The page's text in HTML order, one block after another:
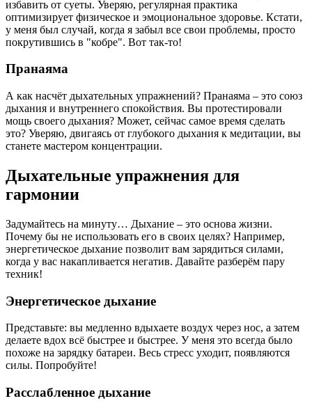
избавить от суеты. Уверяю, регулярная практика
оптимизирует физическое и эмоциональное здоровье. Кстати,
у меня был случай, когда я забыл все свои проблемы, просто
покрутившись в "кобре". Вот так-то!
Пранаяма
А как насчёт дыхательных упражнений? Пранаяма – это союз
дыхания и внутреннего спокойствия. Вы протестировали
мощь своего дыхания? Может, сейчас самое время сделать
это? Уверяю, двигаясь от глубокого дыхания к медитации, вы
станете мастером концентрации.
Дыхательные упражнения для
гармонии
Задумайтесь на минуту… Дыхание – это основа жизни.
Почему бы не использовать его в своих целях? Например,
энергетическое дыхание позволит вам зарядиться силами,
когда у вас накапливается негатив. Давайте разберём пару
техник!
Энергетическое дыхание
Представьте: вы медленно вдыхаете воздух через нос, а затем
делаете вдох всё быстрее и быстрее. У меня это всегда было
похоже на зарядку батареи. Весь стресс уходит, появляются
силы. Попробуйте!
Расслабленное дыхание